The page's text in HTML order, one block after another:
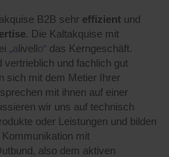
B2B sehr effizient und
. Die Kaltakquise mit
„alivello“ das Kerngeschäft.
vertrieblich und fachlich gut
sich mit dem Metier Ihrer
mit ihnen auf einer
wir uns auf technisch
oder Leistungen und bilden
mit
also dem aktiven